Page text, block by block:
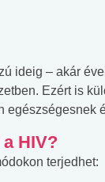
ideig – akár
Ezért is
egészségesnek
HIV?
terjedhet: